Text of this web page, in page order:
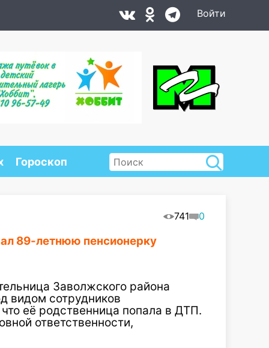
Войти
Гороскоп
741 0
89-летнюю пенсионерку
Заволжского района
видом сотрудников
её родственница попала в ДТП.
ответственности,